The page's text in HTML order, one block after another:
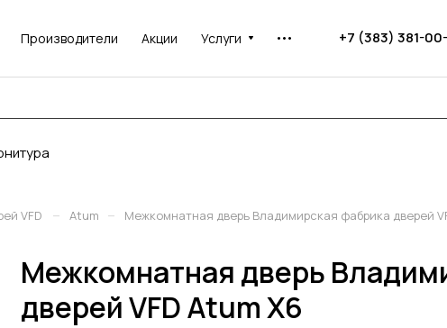
Производители Акции Услуги +7 (383) 381-
VFD – Atum – Межкомнатная дверь Владимирская фабрика дверей
Межкомнатная дверь
дверей VFD Atum X6